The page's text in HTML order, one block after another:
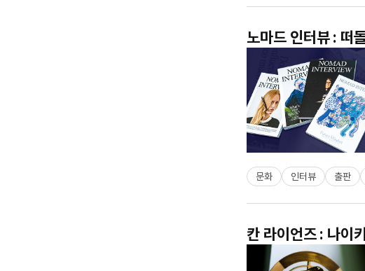
노마드 인터뷰 : 떠
문화 인터뷰 출판
칸 라이언즈 : 나이